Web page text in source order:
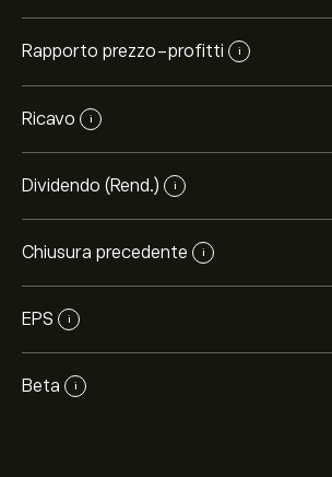
Rapporto prezzo-profitti i
Ricavo i
Dividendo (Rend.) i
Chiusura precedente i
EPS i
Beta i